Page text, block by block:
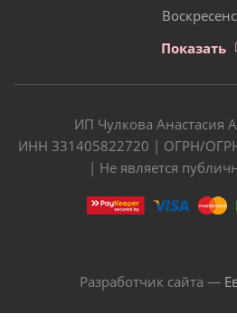
Показать
ИП Чулкова Анастасия
ИНН 331405822720 | ОГРН/
| Не является
Разработчик сайта —